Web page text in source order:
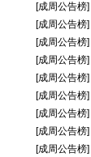
[成周公告榜]
[成周公告榜]
[成周公告榜]
[成周公告榜]
[成周公告榜]
[成周公告榜]
[成周公告榜]
[成周公告榜]
[成周公告榜]